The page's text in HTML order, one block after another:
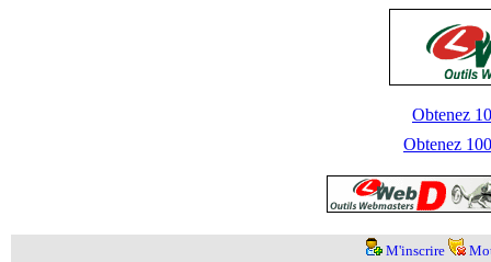
Obtenez
Obtenez
M'inscrire